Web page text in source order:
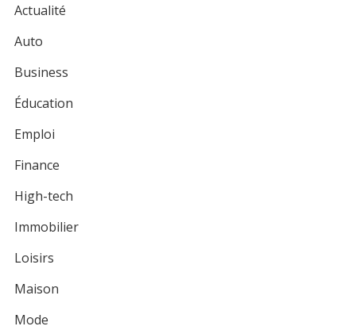
Actualité
Auto
Business
Éducation
Emploi
Finance
High-tech
Immobilier
Loisirs
Maison
Mode